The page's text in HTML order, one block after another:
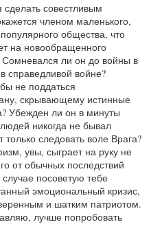
сделать совестливым
членом маленького,
общества, что
на новообращенного
Сомневался ли он до войны в
справедливой войне?
не поддаться
скрывающему истинные
Убежден ли он в минуты
никогда не бывал
следовать воле Врага?
увы, сыграет на руку не
от обычных последствий
посоветую тебе
эмоциональный кризис,
и шатким патриотом.
лучше попробовать